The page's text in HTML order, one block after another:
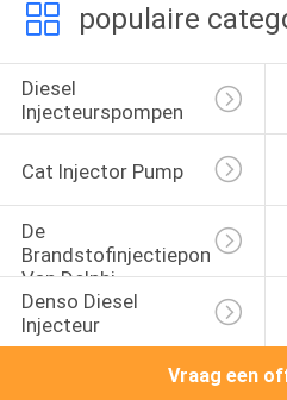
populaire
Diesel
Injecteurspompen
Cat Injector Pump
De
Brandstofinjectiepomp
Van Delphi
Denso Diesel
Injecteur
Vraag een